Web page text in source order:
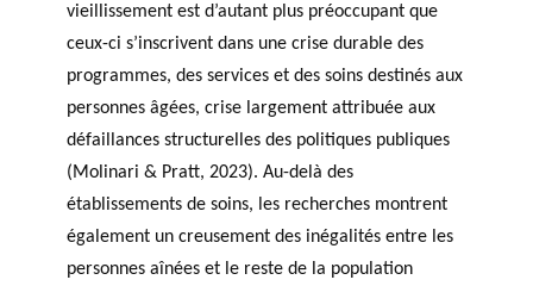
PHILANTHROPIQUES
ESSENTIELS
vieillissement est d’autant plus préoccupant que
ceux-ci s’inscrivent dans une crise durable des
programmes, des services et des soins destinés aux
personnes âgées, crise largement attribuée aux
défaillances structurelles des politiques publiques
(Molinari & Pratt, 2023). Au-delà des
établissements de soins, les recherches montrent
également un creusement des inégalités entre les
personnes aînées et le reste de la population